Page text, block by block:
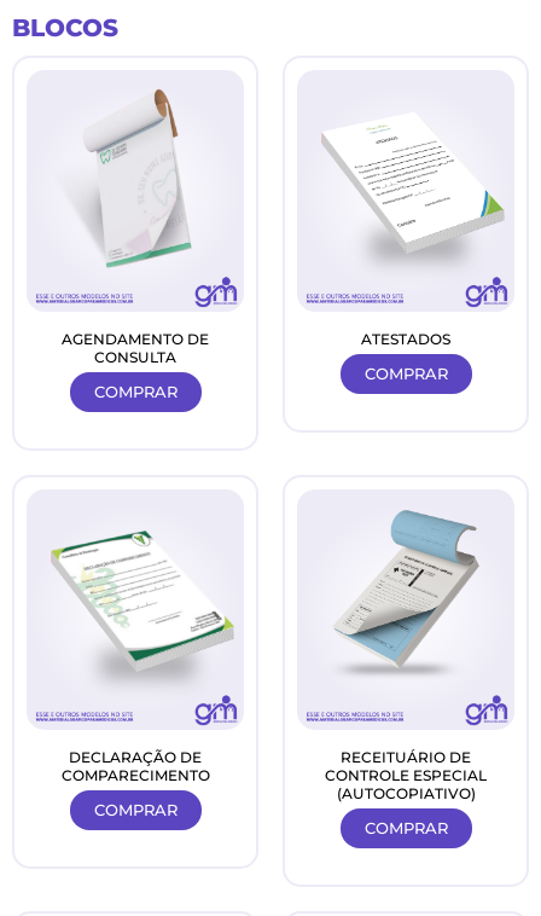
para
BLOCOS
AGENDAMENTO DE
CONSULTA
COMPRAR
ATESTADOS
COMPRAR
DECLARAÇÃO DE
COMPARECIMENTO
COMPRAR
RECEITUÁRIO DE
CONTROLE ESPECIAL
(AUTOCOPIATIVO)
COMPRAR